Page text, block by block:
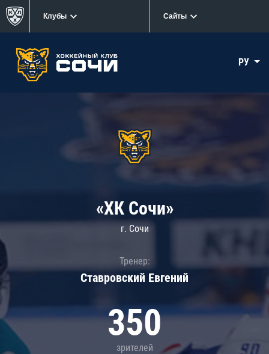
Клубы Сайты
РУ
«ХК Сочи»
г. Сочи
Тренер:
Ставровский Евгений
350
зрителей